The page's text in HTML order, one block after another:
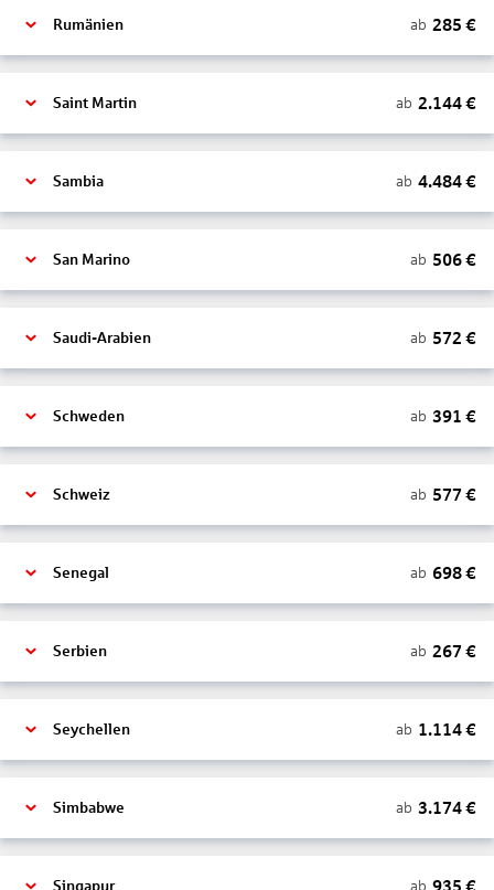
Rumänien ab 285 €
Saint Martin ab 2.144€
Sambia ab 4.484€
San Marino ab 506€
Saudi-Arabien ab 572 €
Schweden ab 391 €
Schweiz ab 577 €
Senegal ab 698€
Serbien ab 267 €
Seychellen ab 1.114€
Simbabwe ab 3.174€
Singapur ab 935 €